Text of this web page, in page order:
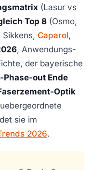
(Lasur vs
Top 8 (Osmo,
Sikkens, Caparol,
, Anwendungs-
der bayerische
Phase-out Ende
Optik
sie im
2026.